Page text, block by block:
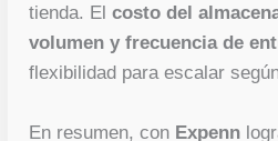
tienda. El costo del
volumen y frecuencia de
flexibilidad para escalar
En resumen, con Expenn